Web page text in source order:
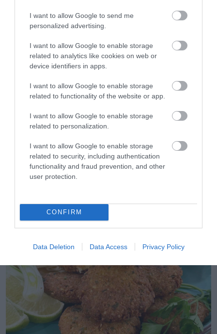
I want to allow Google to send me
personalized advertising.
I want to allow Google to enable storage
related to analytics like cookies on web or
device identifiers in apps.
I want to allow Google to enable storage
related to functionality of the website or app.
I want to allow Google to enable storage
related to personalization.
I want to allow Google to enable storage
related to security, including authentication
functionality and fraud prevention, and other
user protection.
CONFIRM
Data Deletion Data Access Privacy Policy
27.07.2026
26.07.2026
smoothie